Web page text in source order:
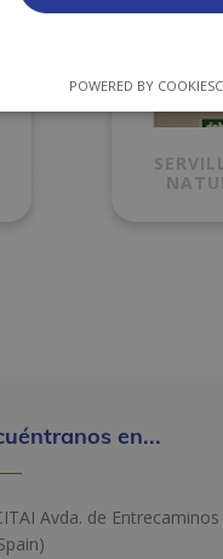
en...
Avda. de
POWERED BY